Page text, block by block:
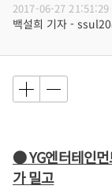
2017-06-27 21:51:29
백설희 기자 -
● YG엔터테인먼
가 밀고